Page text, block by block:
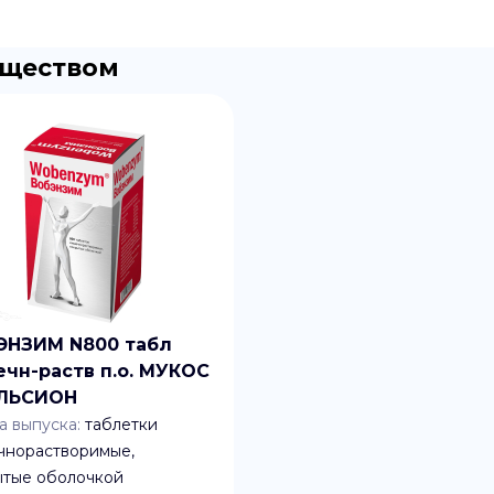
N800 табл
раств п.о. МУКОС
выпуска: таблетки
оболочкой